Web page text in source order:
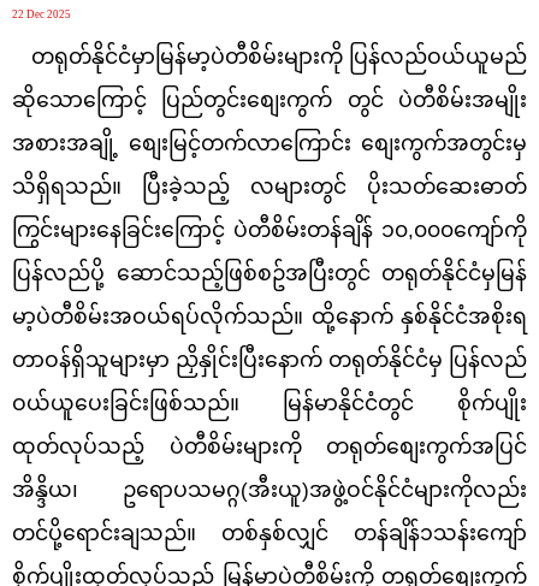
22 Dec 2025
တရုတ်နိုင်ငံမှာမြန်မာ့ပဲတီစိမ်းများကို ပြန်လည်ဝယ်ယူမည်
ဆိုသောကြောင့် ပြည်တွင်းစျေးကွက် တွင် ပဲတီစိမ်းအမျိုး
အစားအချို့ စျေးမြင့်တက်လာကြောင်း စျေးကွက်အတွင်းမှ
သိရှိရသည်။ ပြီးခဲ့သည့် လများတွင် ပိုးသတ်ဆေးဓာတ်
ကြွင်းများနေခြင်းကြောင့် ပဲတီစိမ်းတန်ချိန် ၁၀,၀၀၀ကျော်ကို
ပြန်လည်ပို့ ဆောင်သည့်ဖြစ်စဥ်အပြီးတွင် တရုတ်နိုင်ငံမှမြန်
မာ့ပဲတီစိမ်းအဝယ်ရပ်လိုက်သည်။ ထို့နောက် နှစ်နိုင်ငံအစိုးရ
တာဝန်ရှိသူများမှာ ညှိနှိုင်းပြီးနောက် တရုတ်နိုင်ငံမှ ပြန်လည်
ဝယ်ယူပေးခြင်းဖြစ်သည်။ မြန်မာနိုင်ငံတွင် စိုက်ပျိုး
ထုတ်လုပ်သည့် ပဲတီစိမ်းများကို တရုတ်စျေးကွက်အပြင်
အိန္ဒိယ၊ ဥရောပသမဂ္ဂ(အီးယူ)အဖွဲ့ဝင်နိုင်ငံများကိုလည်း
တင်ပို့ရောင်းချသည်။ တစ်နှစ်လျှင် တန်ချိန်၁သန်းကျော်
စိုက်ပျိုးထုတ်လုပ်သည့် မြန်မာ့ပဲတီစိမ်းကို တရုတ်စျေးကွက်